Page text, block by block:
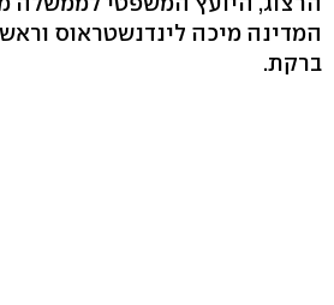
המדינה מיכה לינדנשטראוס
ברקת.